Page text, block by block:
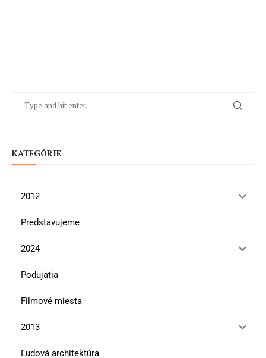
KATEGÓRIE
2012
Predstavujeme
2024
Podujatia
Filmové miesta
2013
Ľudová architektúra